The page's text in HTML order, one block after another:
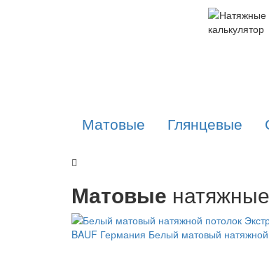
Матовые Глянцевые
Матовые
BAUF Германия Белый матовый